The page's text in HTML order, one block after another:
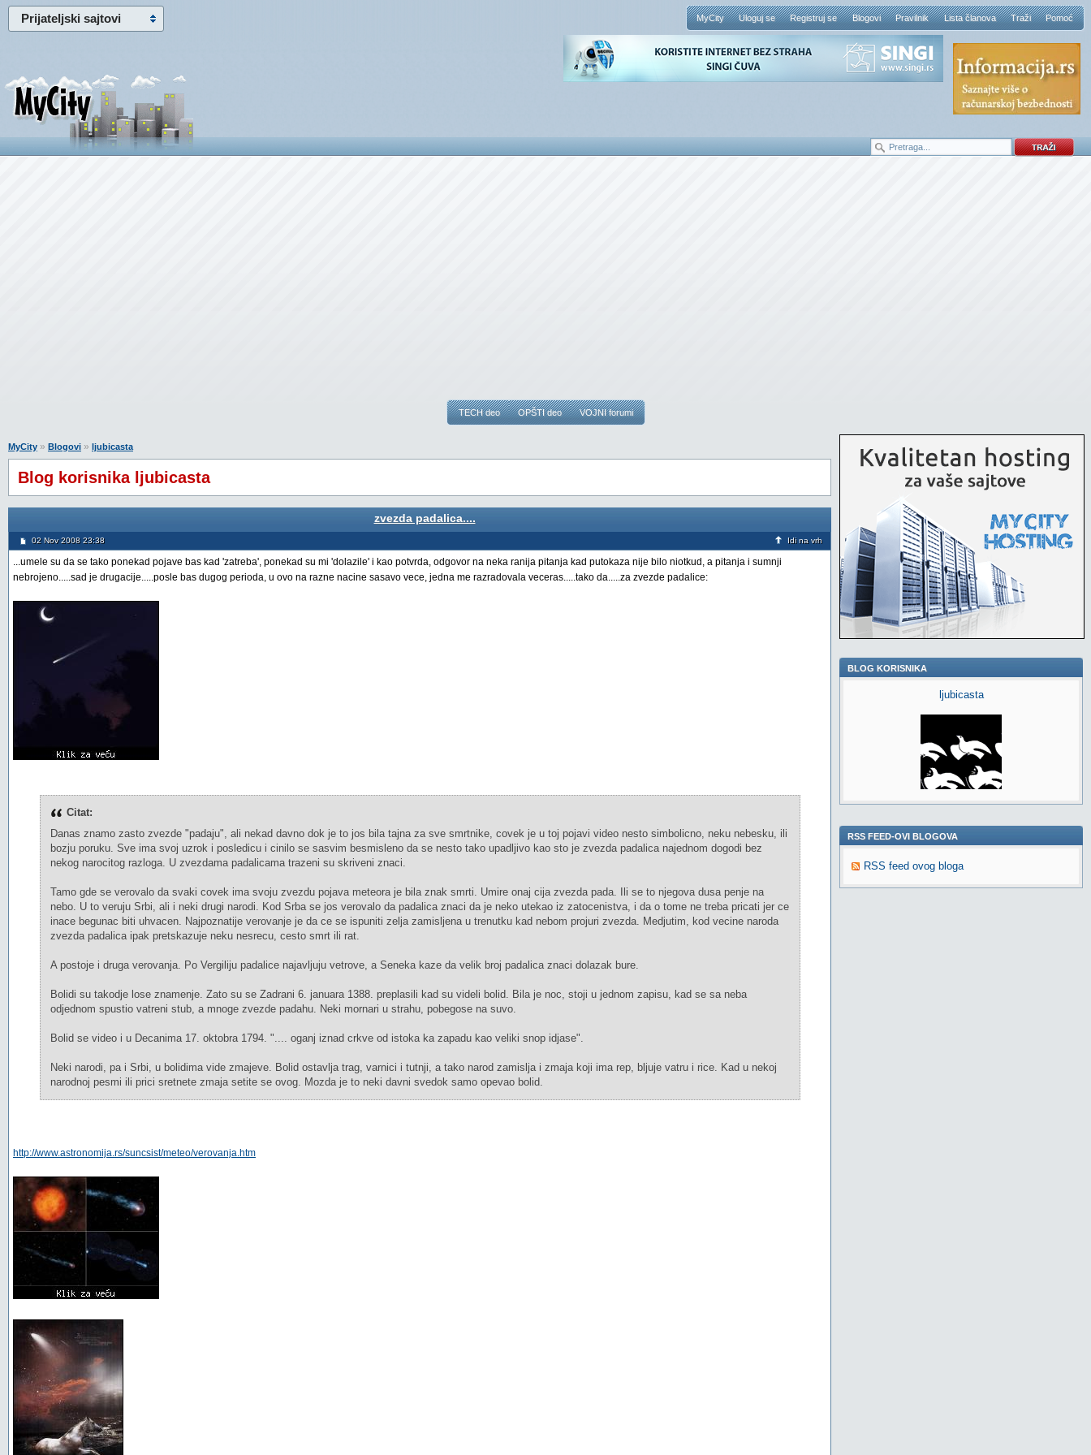
Prijateljski sajtovi MyCity Uloguj se Registruj se Blogovi Pravilnik Lista članova Traži Pomoć
TECH deo OPŠTI deo VOJNI forumi
MyCity » Blogovi » ljubicasta
Blog korisnika ljubicasta
zvezda padalica....
02 Nov 2008 23:38 Idi na vrh
...umele su da se tako ponekad pojave bas kad 'zatreba', ponekad su mi 'dolazile' i kao potvrda, odgovor na neka ranija pitanja kad putokaza nije bilo niotkud, a pitanja i sumnji
nebrojeno.....sad je drugacije.....posle bas dugog perioda, u ovo na razne nacine sasavo vece, jedna me razradovala veceras.....tako da.....za zvezde padalice:
Citat:
Danas znamo zasto zvezde "padaju", ali nekad davno dok je to jos bila tajna za sve smrtnike, covek je u toj pojavi video nesto simbolicno, neku nebesku, ili
bozju poruku. Sve ima svoj uzrok i posledicu i cinilo se sasvim besmisleno da se nesto tako upadljivo kao sto je zvezda padalica najednom dogodi bez
nekog narocitog razloga. U zvezdama padalicama trazeni su skriveni znaci.
Tamo gde se verovalo da svaki covek ima svoju zvezdu pojava meteora je bila znak smrti. Umire onaj cija zvezda pada. Ili se to njegova dusa penje na
nebo. U to veruju Srbi, ali i neki drugi narodi. Kod Srba se jos verovalo da padalica znaci da je neko utekao iz zatocenistva, i da o tome ne treba pricati jer ce
inace begunac biti uhvacen. Najpoznatije verovanje je da ce se ispuniti zelja zamisljena u trenutku kad nebom projuri zvezda. Medjutim, kod vecine naroda
zvezda padalica ipak pretskazuje neku nesrecu, cesto smrt ili rat.
A postoje i druga verovanja. Po Vergiliju padalice najavljuju vetrove, a Seneka kaze da velik broj padalica znaci dolazak bure.
Bolidi su takodje lose znamenje. Zato su se Zadrani 6. januara 1388. preplasili kad su videli bolid. Bila je noc, stoji u jednom zapisu, kad se sa neba
odjednom spustio vatreni stub, a mnoge zvezde padahu. Neki mornari u strahu, pobegose na suvo.
Bolid se video i u Decanima 17. oktobra 1794. ".... oganj iznad crkve od istoka ka zapadu kao veliki snop idjase".
Neki narodi, pa i Srbi, u bolidima vide zmajeve. Bolid ostavlja trag, varnici i tutnji, a tako narod zamislja i zmaja koji ima rep, bljuje vatru i rice. Kad u nekoj
narodnoj pesmi ili prici sretnete zmaja setite se ovog. Mozda je to neki davni svedok samo opevao bolid.
http://www.astronomija.rs/suncsist/meteo/verovanja.htm
BLOG KORISNIKA
ljubicasta
RSS FEED-OVI BLOGOVA
RSS feed ovog bloga